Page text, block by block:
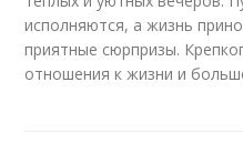
исполняются, а жизнь
приятные сюрпризы.
отношения к жизни и